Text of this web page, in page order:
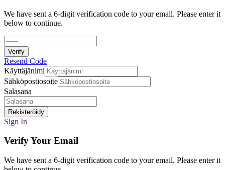
We have sent a 6-digit verification code to your email. Please enter it
below to continue.
Verify
Resend Code
Käyttäjänimi
Sähköpostiosoite
Salasana
Rekisteröidy
Sign In
Verify Your Email
We have sent a 6-digit verification code to your email. Please enter it